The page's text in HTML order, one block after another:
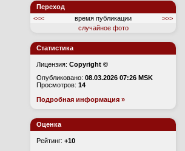
Переход
<<<
время публикации
>>>
случайное фото
Статистика
Лицензия: Copyright ©
Опубликовано: 08.03.2026 07:26 MSK
Просмотров: 14
Подробная информация »
Оценка
Рейтинг: +10